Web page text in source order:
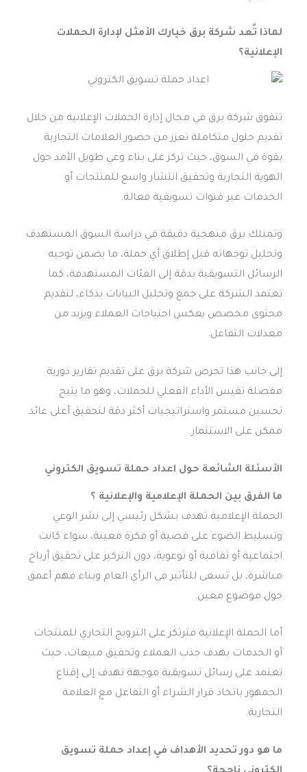
لماذا تُعد شركة برق خيارك الأمثل لإدارة الحملات
الإعلانية؟
تتفوق شركة برق في مجال إدارة الحملات الإعلانية من خلال
تقديم حلول متكاملة تعزز من حضور العلامات التجارية
بقوة في السوق، حيث تركز على بناء وعي طويل الأمد حول
الهوية التجارية وتحقيق انتشار واسع للمنتجات أو
الخدمات عبر قنوات تسويقية فعالة.
وتمتلك برق منهجية دقيقة في دراسة السوق المستهدف
وتحليل توجهاته قبل إطلاق أي حملة، ما يضمن توجيه
الرسائل التسويقية بدقة إلى الفئات المستهدفة، كما
تعتمد الشركة على جمع وتحليل البيانات بذكاء، لتقديم
محتوى مخصص يعكس احتياجات العملاء ويزيد من
معدلات التفاعل.
إلى جانب هذا تحرص شركة برق على تقديم تقارير دورية
مفصلة تقيس الأداء الفعلي للحملات، وهو ما يتيح
تحسين مستمر واستراتيجيات أكثر دقة لتحقيق أعلى عائد
ممكن على الاستثمار.
الأسئلة الشائعة حول اعداد حملة تسويق الكتروني
ما الفرق بين الحملة الإعلامية والإعلانية ؟
الحملة الإعلامية تهدف بشكل رئيسي إلى نشر الوعي
وتسليط الضوء على قضية أو فكرة معينة، سواء كانت
اجتماعية أو ثقافية أو توعوية، دون التركيز على تحقيق أرباح
مباشرة، بل تسعى للتأثير في الرأي العام وبناء فهم أعمق
حول موضوع معين.
أما الحملة الإعلانية فترتكز على الترويج التجاري للمنتجات
أو الخدمات بهدف جذب العملاء وتحقيق مبيعات، حيث
تعتمد على رسائل تسويقية موجهة تهدف إلى إقناع
الجمهور باتخاذ قرار الشراء أو التفاعل مع العلامة
التجارية.
ما هو دور تحديد الأهداف في إعداد حملة تسويق